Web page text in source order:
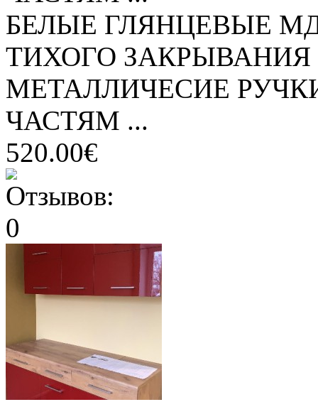
БЕЛЫЕ ГЛЯНЦЕВЫЕ
ТИХОГО
МЕТАЛЛИЧЕСИЕ
ЧАСТЯМ ...
520.00€